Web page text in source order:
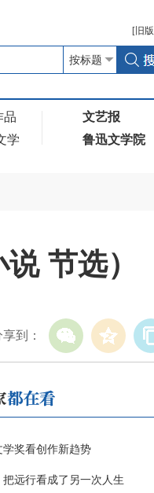
[ 旧版
品
学
文艺报
鲁迅文学院
节选）
到：
学奖看创作新趋势
把远行看成了另一次人生